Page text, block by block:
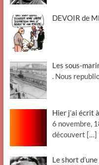
DEVOIR de
Les sous-
. Nous
Hier j’ai écrit
6 novembre,
découvert […]
Le short